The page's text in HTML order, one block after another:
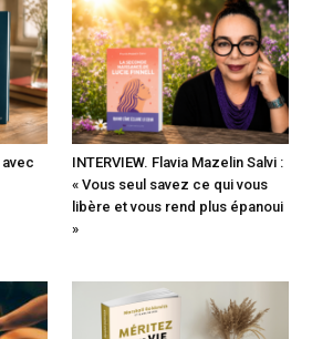
INTERVIEW. Flavia Mazelin Salvi :
« Vous seul savez ce qui vous
libère et vous rend plus épanoui
»